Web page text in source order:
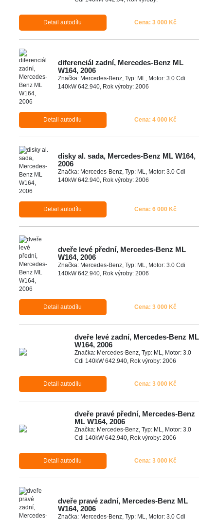
Detail autodílu Cena: 3 000 Kč
diferenciál zadní, Mercedes-Benz ML
W164, 2006
Značka: Mercedes-Benz, Typ: ML, Motor: 3.0 Cdi
140kW 642.940, Rok výroby: 2006
Detail autodílu Cena: 4 000 Kč
disky al. sada, Mercedes-Benz ML W164,
2006
Značka: Mercedes-Benz, Typ: ML, Motor: 3.0 Cdi
140kW 642.940, Rok výroby: 2006
Detail autodílu Cena: 6 000 Kč
dveře levé přední, Mercedes-Benz ML
W164, 2006
Značka: Mercedes-Benz, Typ: ML, Motor: 3.0 Cdi
140kW 642.940, Rok výroby: 2006
Detail autodílu Cena: 3 000 Kč
dveře levé zadní, Mercedes-Benz ML
W164, 2006
Značka: Mercedes-Benz, Typ: ML, Motor: 3.0
Cdi 140kW 642.940, Rok výroby: 2006
Detail autodílu Cena: 3 000 Kč
dveře pravé přední, Mercedes-Benz
ML W164, 2006
Značka: Mercedes-Benz, Typ: ML, Motor: 3.0
Cdi 140kW 642.940, Rok výroby: 2006
Detail autodílu Cena: 3 000 Kč
dveře pravé zadní, Mercedes-Benz ML
W164, 2006
Značka: Mercedes-Benz, Typ: ML, Motor: 3.0 Cdi